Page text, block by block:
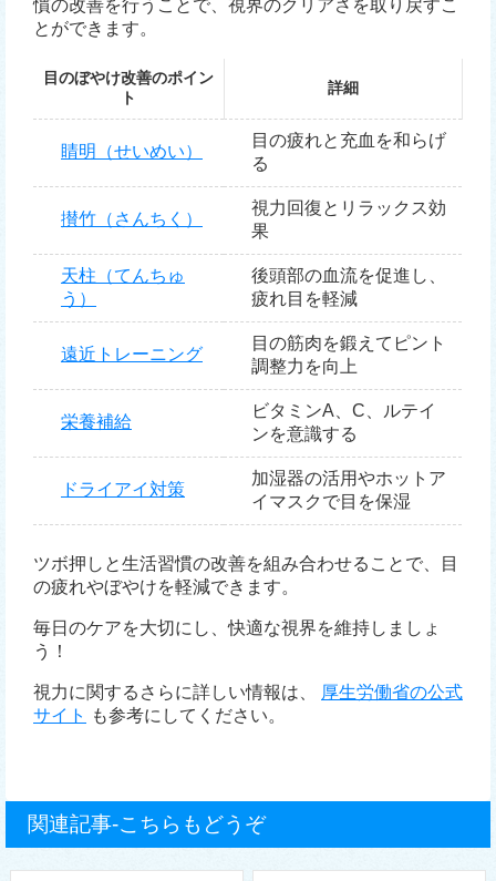
慣の改善を行うことで、視界のクリアさを取り戻すこ
とができます。
目のぼやけ改善のポイン
ト
詳細
睛明（せいめい）
目の疲れと充血を和らげ
る
攅竹（さんちく）
視力回復とリラックス効
果
天柱（てんちゅ
う）
後頭部の血流を促進し、
疲れ目を軽減
遠近トレーニング
目の筋肉を鍛えてピント
調整力を向上
栄養補給
ビタミンA、C、ルテイ
ンを意識する
ドライアイ対策
加湿器の活用やホットア
イマスクで目を保湿
ツボ押しと生活習慣の改善を組み合わせることで、目
の疲れやぼやけを軽減できます。
毎日のケアを大切にし、快適な視界を維持しましょ
う！
視力に関するさらに詳しい情報は、
厚生労働省の公式
サイト
も参考にしてください。
関連記事-こちらもどうぞ